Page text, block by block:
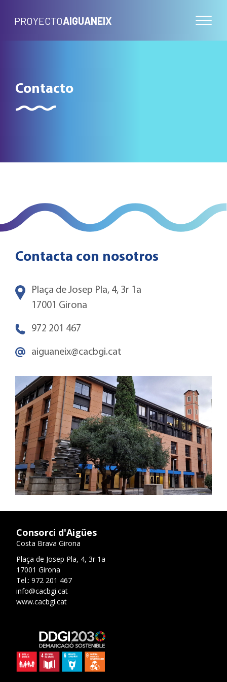
PROYECTOAIGUANEIX
Contacto
Contacta con nosotros
Plaça de Josep Pla, 4, 3r 1a
17001 Girona
972 201 467
aiguaneix@cacbgi.cat
Consorci d'Aigües
Costa Brava Girona
Plaça de Josep Pla, 4, 3r 1a
17001 Girona
Tel.: 972 201 467
info@cacbgi.cat
www.cacbgi.cat